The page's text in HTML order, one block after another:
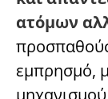
ατόμων
εμπρησμό,